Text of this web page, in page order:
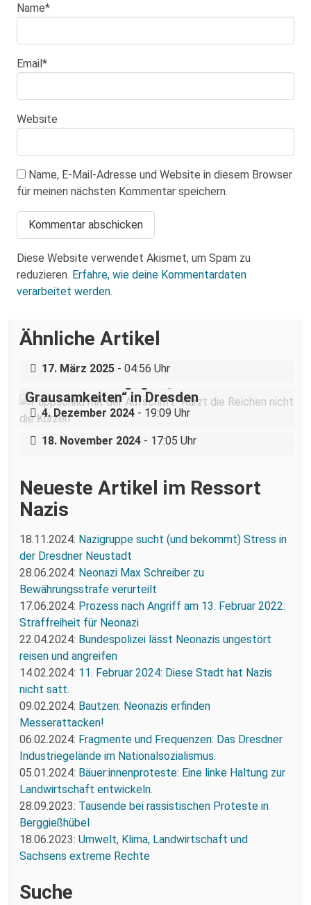
Name*
Email*
Website
Name, E-Mail-Adresse und Website in diesem Browser
für meinen nächsten Kommentar speichern.
Diese Website verwendet Akismet, um Spam zu
reduzieren. Erfahre, wie deine Kommentardaten
verarbeitet werden.
Ähnliche Artikel
Holocaustgedenktag in Coswig bei
17. März 2025 - 04:56 Uhr
„Teilhabe ist nicht verhandelbar“–
Grausamkeiten“ in Dresden
4. Dezember 2024 - 19:09 Uhr
Nazigruppe sucht (und bekommt) Stress
in der Dresdner Neustadt
18. November 2024 - 17:05 Uhr
Neueste Artikel im Ressort
Nazis
18.11.2024: Nazigruppe sucht (und bekommt) Stress in
der Dresdner Neustadt
28.06.2024: Neonazi Max Schreiber zu
Bewährungsstrafe verurteilt
17.06.2024: Prozess nach Angriff am 13. Februar 2022:
Straffreiheit für Neonazi
22.04.2024: Bundespolizei lässt Neonazis ungestört
reisen und angreifen
14.02.2024: 11. Februar 2024: Diese Stadt hat Nazis
nicht satt.
09.02.2024: Bautzen: Neonazis erfinden
Messerattacken!
06.02.2024: Fragmente und Frequenzen: Das Dresdner
Industriegelände im Nationalsozialismus.
05.01.2024: Bäuer:innenproteste: Eine linke Haltung zur
Landwirtschaft entwickeln.
28.09.2023: Tausende bei rassistischen Proteste in
Berggießhübel
18.06.2023: Umwelt, Klima, Landwirtschaft und
Sachsens extreme Rechte
Suche